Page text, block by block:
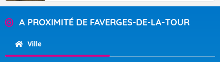
A PROXIMITÉ DE FAVERGES-DE-LA-TOUR
Ville